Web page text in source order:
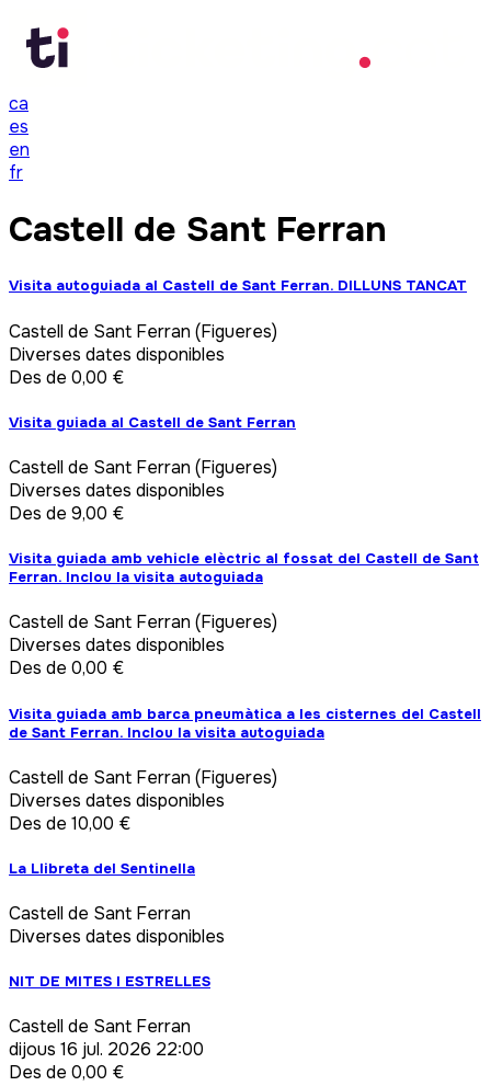
ca
es
en
fr
Castell de Sant Ferran
Visita autoguiada al Castell de Sant Ferran. DILLUNS TANCAT
Castell de Sant Ferran (Figueres)
Diverses dates disponibles
Des de 0,00 €
Visita guiada al Castell de Sant Ferran
Castell de Sant Ferran (Figueres)
Diverses dates disponibles
Des de 9,00 €
Visita guiada amb vehicle elèctric al fossat del Castell de Sant
Ferran. Inclou la visita autoguiada
Castell de Sant Ferran (Figueres)
Diverses dates disponibles
Des de 0,00 €
Visita guiada amb barca pneumàtica a les cisternes del Castell
de Sant Ferran. Inclou la visita autoguiada
Castell de Sant Ferran (Figueres)
Diverses dates disponibles
Des de 10,00 €
La Llibreta del Sentinella
Castell de Sant Ferran
Diverses dates disponibles
NIT DE MITES I ESTRELLES
Castell de Sant Ferran
dijous 16 jul. 2026 22:00
Des de 0,00 €